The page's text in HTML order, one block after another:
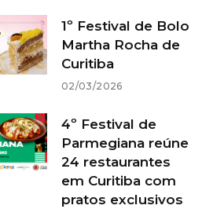
1º Festival de Bolo
Martha Rocha de
Curitiba
02/03/2026
4º Festival de
Parmegiana reúne
24 restaurantes
em Curitiba com
pratos exclusivos